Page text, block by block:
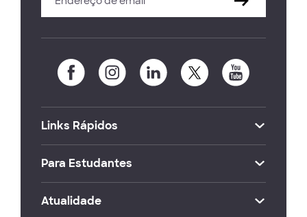
Links Rápidos
Para Estudantes
Atualidade